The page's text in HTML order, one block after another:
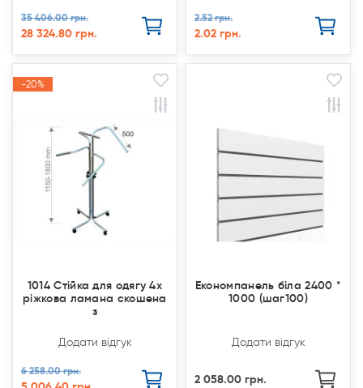
35 406.00 грн.
28 324.80 грн.
2.52 грн.
2.02 грн.
-20%
-20%
1014 Стійка для одягу 4х
ріжкова ламана скошена
з
Додати відгук
6 258.00 грн.
Економпанель біла 2400 *
1000 (шаг100)
Додати відгук
2 058.00 грн.